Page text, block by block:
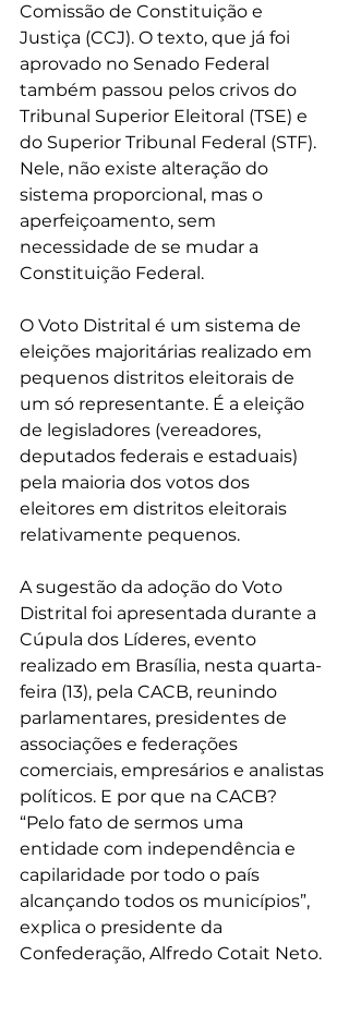
Comissão de Constituição e
Justiça (CCJ). O texto, que já foi
aprovado no Senado Federal
também passou pelos crivos do
Tribunal Superior Eleitoral (TSE) e
do Superior Tribunal Federal (STF).
Nele, não existe alteração do
sistema proporcional, mas o
aperfeiçoamento, sem
necessidade de se mudar a
Constituição Federal.
O Voto Distrital é um sistema de
eleições majoritárias realizado em
pequenos distritos eleitorais de
um só representante. É a eleição
de legisladores (vereadores,
deputados federais e estaduais)
pela maioria dos votos dos
eleitores em distritos eleitorais
relativamente pequenos.
A sugestão da adoção do Voto
Distrital foi apresentada durante a
Cúpula dos Líderes, evento
realizado em Brasília, nesta quarta-
feira (13), pela CACB, reunindo
parlamentares, presidentes de
associações e federações
comerciais, empresários e analistas
políticos. E por que na CACB?
“Pelo fato de sermos uma
entidade com independência e
capilaridade por todo o país
alcançando todos os municípios”,
explica o presidente da
Confederação, Alfredo Cotait Neto.